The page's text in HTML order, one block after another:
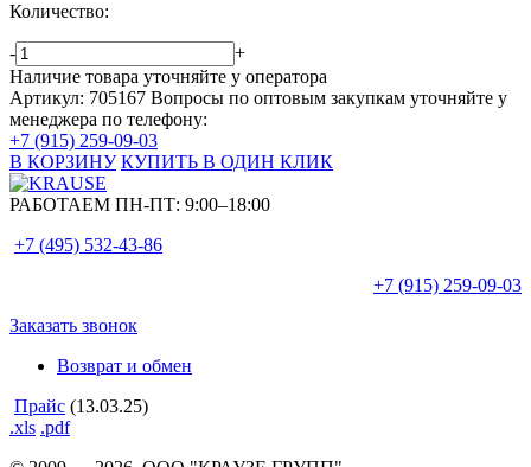
Количество:
-
+
Наличие товара уточняйте у оператора
Артикул: 705167 Вопросы по оптовым закупкам уточняйте у
менеджера по телефону:
+7 (915) 259-09-03
В КОРЗИНУ КУПИТЬ В ОДИН КЛИК
РАБОТАЕМ ПН-ПТ: 9:00–18:00
+7 (495) 532-43-86
+7 (915) 259-09-03
Заказать звонок
Возврат и обмен
Прайс (13.03.25)
.xls .pdf